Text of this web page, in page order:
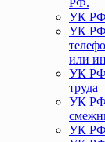
РФ.
УК РФ
УК РФ
или
УК РФ
труда
УК РФ
УК РФ